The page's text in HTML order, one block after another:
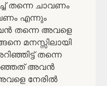
ചാവണം
എന്നും
തന്നെ അവളെ
മനസ്സിലായി
തന്നെ
അവൻ
നേരിൽ